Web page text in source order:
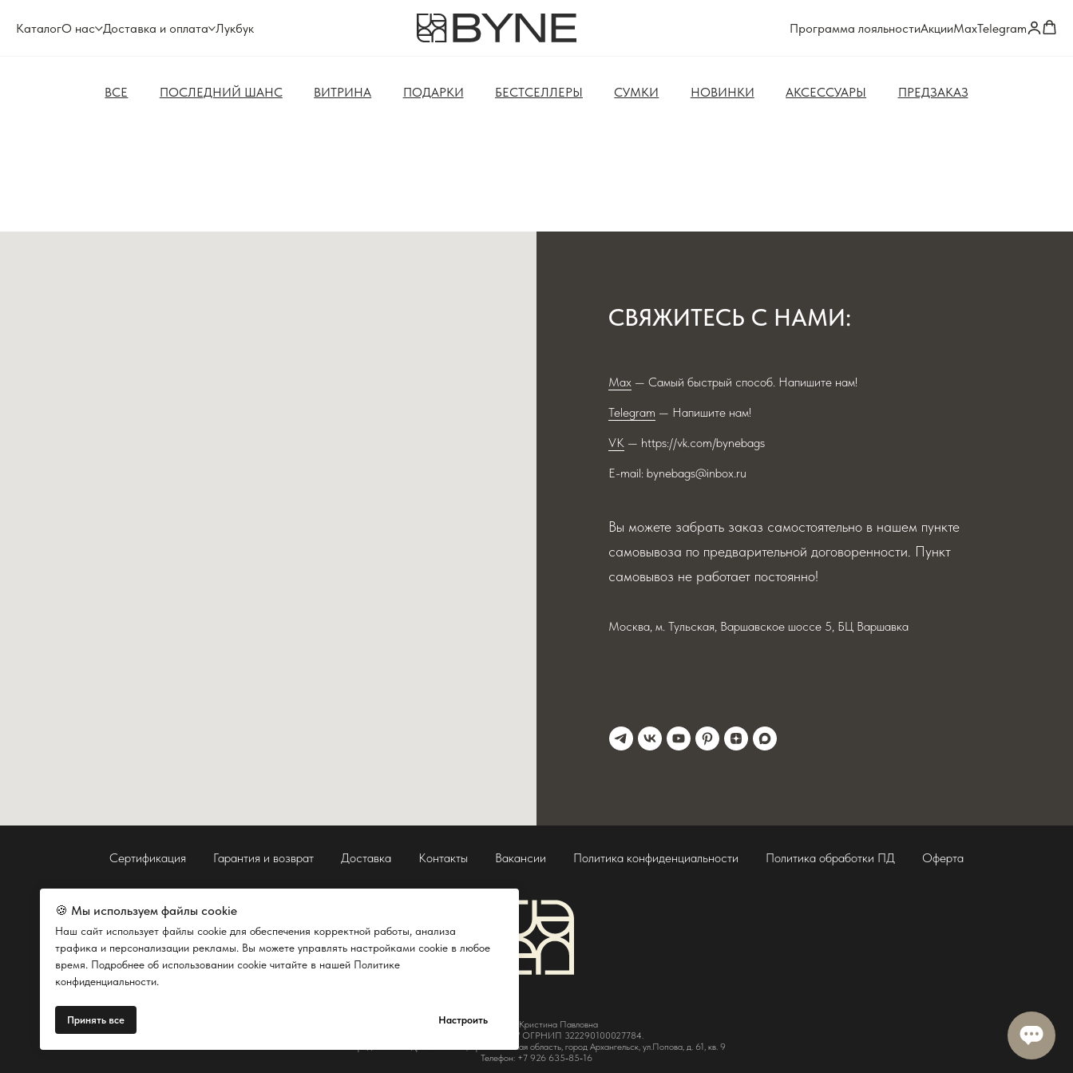
КаталогО нас Доставка и оплата Лукбук Программа лояльностиАкцииMaxTelegram
🍪 Мы используем файлы cookie
Наш сайт использует файлы cookie для обеспечения корректной работы, анализа
трафика и персонализации рекламы. Вы можете управлять настройками cookie в любое
время. Подробнее об использовании cookie читайте в нашей Политике
конфиденциальности.
Принять все Настроить
ВСЕ ПОСЛЕДНИЙ ШАНС ВИТРИНА ПОДАРКИ БЕСТСЕЛЛЕРЫ СУМКИ НОВИНКИ АКСЕССУАРЫ ПРЕДЗАКАЗ
СВЯЖИТЕСЬ С НАМИ:
Max — Самый быстрый способ. Напишите нам!
Telegram — Напишите нам!
VK — https://vk.com/bynebags
E-mail: bynebags@inbox.ru
Вы можете забрать заказ самостоятельно в нашем пункте
самовывоза по предварительной договоренности. Пункт
самовывоз не работает постоянно!
Москва, м. Тульская, Варшавское шоссе 5, БЦ Варшавка
Сертификация Гарантия и возврат Доставка Контакты Вакансии Политика конфиденциальности Политика обработки ПД Оферта
ИП Гутько Кристина Павловна
ИНН 290140620060/ ОГРНИП 322290100027784.
Юридический адрес: 163046, Архангельская область, город Архангельск, ул.Попова, д. 61, кв. 9
Телефон: +7 926 635‑85‑16